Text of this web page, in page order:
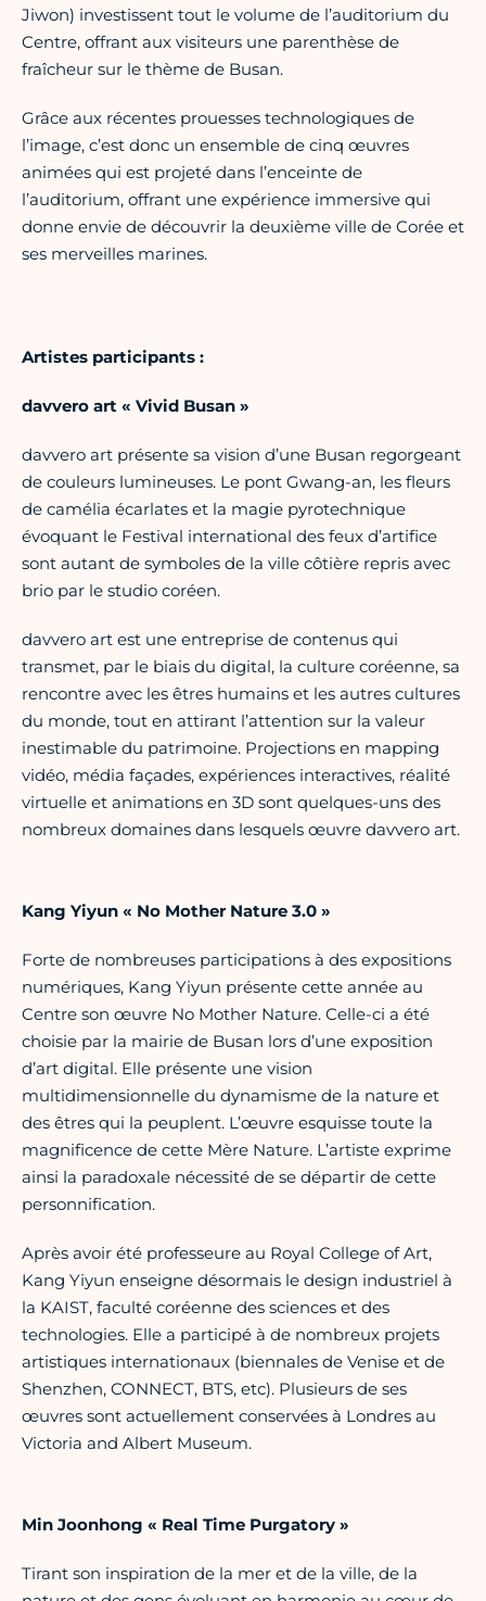
Jiwon) investissent tout le volume de l’auditorium du
Centre, offrant aux visiteurs une parenthèse de
fraîcheur sur le thème de Busan.
Grâce aux récentes prouesses technologiques de
l’image, c’est donc un ensemble de cinq œuvres
animées qui est projeté dans l’enceinte de
l’auditorium, offrant une expérience immersive qui
donne envie de découvrir la deuxième ville de Corée et
ses merveilles marines.
Artistes participants :
davvero art « Vivid Busan »
davvero art présente sa vision d’une Busan regorgeant
de couleurs lumineuses. Le pont Gwang-an, les fleurs
de camélia écarlates et la magie pyrotechnique
évoquant le Festival international des feux d’artifice
sont autant de symboles de la ville côtière repris avec
brio par le studio coréen.
davvero art est une entreprise de contenus qui
transmet, par le biais du digital, la culture coréenne, sa
rencontre avec les êtres humains et les autres cultures
du monde, tout en attirant l’attention sur la valeur
inestimable du patrimoine. Projections en mapping
vidéo, média façades, expériences interactives, réalité
virtuelle et animations en 3D sont quelques-uns des
nombreux domaines dans lesquels œuvre davvero art.
Kang Yiyun « No Mother Nature 3.0 »
Forte de nombreuses participations à des expositions
numériques, Kang Yiyun présente cette année au
Centre son œuvre No Mother Nature. Celle-ci a été
choisie par la mairie de Busan lors d’une exposition
d’art digital. Elle présente une vision
multidimensionnelle du dynamisme de la nature et
des êtres qui la peuplent. L’œuvre esquisse toute la
magnificence de cette Mère Nature. L’artiste exprime
ainsi la paradoxale nécessité de se départir de cette
personnification.
Après avoir été professeure au Royal College of Art,
Kang Yiyun enseigne désormais le design industriel à
la KAIST, faculté coréenne des sciences et des
technologies. Elle a participé à de nombreux projets
artistiques internationaux (biennales de Venise et de
Shenzhen, CONNECT, BTS, etc). Plusieurs de ses
œuvres sont actuellement conservées à Londres au
Victoria and Albert Museum.
Min Joonhong « Real Time Purgatory »
Tirant son inspiration de la mer et de la ville, de la